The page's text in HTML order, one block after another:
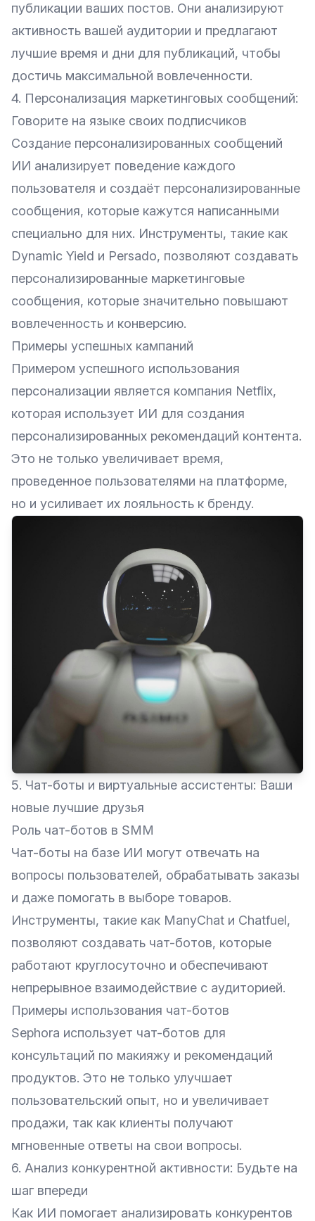
публикации ваших постов. Они анализируют
активность вашей аудитории и предлагают
лучшие время и дни для публикаций, чтобы
достичь максимальной вовлеченности.
4. Персонализация маркетинговых сообщений:
Говорите на языке своих подписчиков
Создание персонализированных сообщений
ИИ анализирует поведение каждого
пользователя и создаёт персонализированные
сообщения, которые кажутся написанными
специально для них. Инструменты, такие как
Dynamic Yield и Persado, позволяют создавать
персонализированные маркетинговые
сообщения, которые значительно повышают
вовлеченность и конверсию.
Примеры успешных кампаний
Примером успешного использования
персонализации является компания Netflix,
которая использует ИИ для создания
персонализированных рекомендаций контента.
Это не только увеличивает время,
проведенное пользователями на платформе,
но и усиливает их лояльность к бренду.
5. Чат-боты и виртуальные ассистенты: Ваши
новые лучшие друзья
Роль чат-ботов в SMM
Чат-боты на базе ИИ могут отвечать на
вопросы пользователей, обрабатывать заказы
и даже помогать в выборе товаров.
Инструменты, такие как ManyChat и Chatfuel,
позволяют создавать чат-ботов, которые
работают круглосуточно и обеспечивают
непрерывное взаимодействие с аудиторией.
Примеры использования чат-ботов
Sephora использует чат-ботов для
консультаций по макияжу и рекомендаций
продуктов. Это не только улучшает
пользовательский опыт, но и увеличивает
продажи, так как клиенты получают
мгновенные ответы на свои вопросы.
6. Анализ конкурентной активности: Будьте на
шаг впереди
Как ИИ помогает анализировать конкурентов